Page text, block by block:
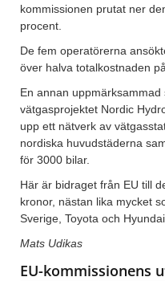
kommissionen prutat ner
procent.
De fem operatörerna
över halva totalkostnaden
En annan
vätgasprojektet Nordic
upp ett nätverk av
nordiska huvudstäderna
för 3000 bilar.
Här är bidraget från EU till
kronor, nästan lika mycket
Sverige, Toyota och
Mats Udikas
EU-kommissionens